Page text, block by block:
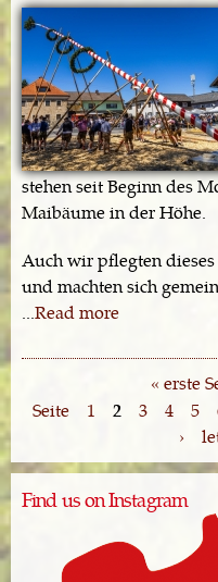
stehen seit Beginn des
Maibäume in der Höhe.
Auch wir pflegten
und machten sich
Read more
« erste
Seite
1 2 3 4 5
›
Find us on Instagram